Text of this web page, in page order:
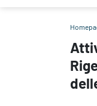
Attività di informazione